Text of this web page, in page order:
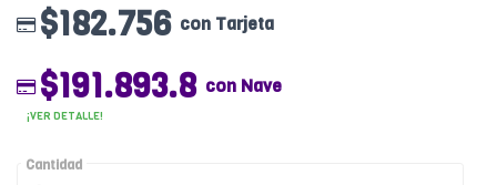
$182.756 con Tarjeta
$191.893.8 con Nave
¡VER DETALLE!
Cantidad